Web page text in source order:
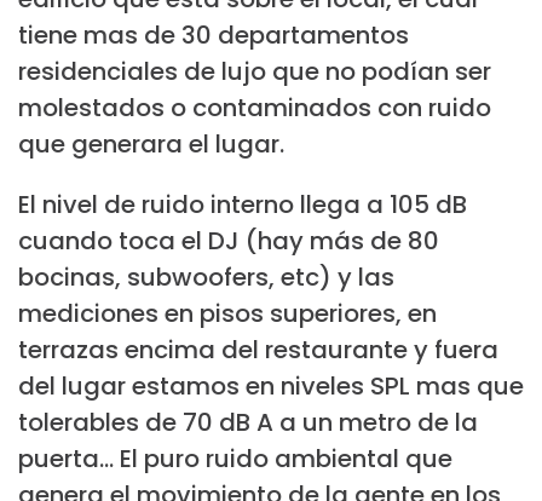
tiene mas de 30 departamentos
residenciales de lujo que no podían ser
molestados o contaminados con ruido
que generara el lugar.
El nivel de ruido interno llega a 105 dB
cuando toca el DJ (hay más de 80
bocinas, subwoofers, etc) y las
mediciones en pisos superiores, en
terrazas encima del restaurante y fuera
del lugar estamos en niveles SPL mas que
tolerables de 70 dB A a un metro de la
puerta... El puro ruido ambiental que